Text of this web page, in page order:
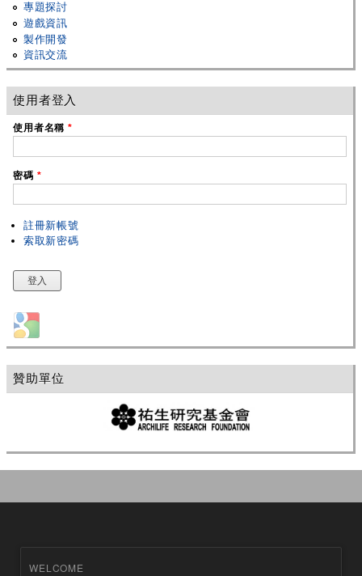
專題探討
遊戲資訊
製作開發
資訊交流
使用者登入
使用者名稱*
密碼 *
註冊新帳號
索取新密碼
Login with Google
贊助單位
WELCOME